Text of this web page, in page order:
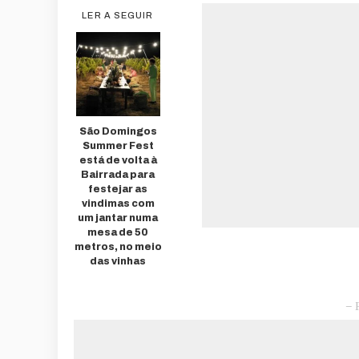
LER A SEGUIR
São Domingos
Summer Fest
está de volta à
Bairrada para
festejar as
vindimas com
um jantar numa
mesa de 50
metros, no meio
das vinhas
–